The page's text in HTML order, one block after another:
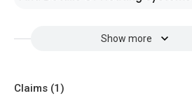
Show more
Claims (1)